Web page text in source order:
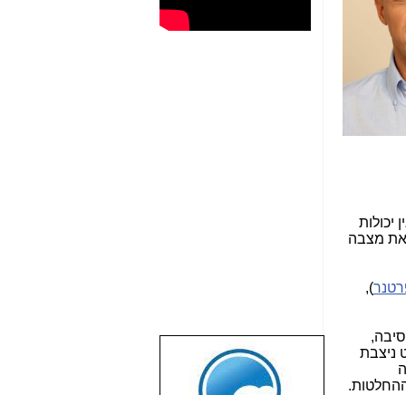
יכולות
את מצבה
),
ניצבת
שבוע טוב לכל
הגולשים באשר